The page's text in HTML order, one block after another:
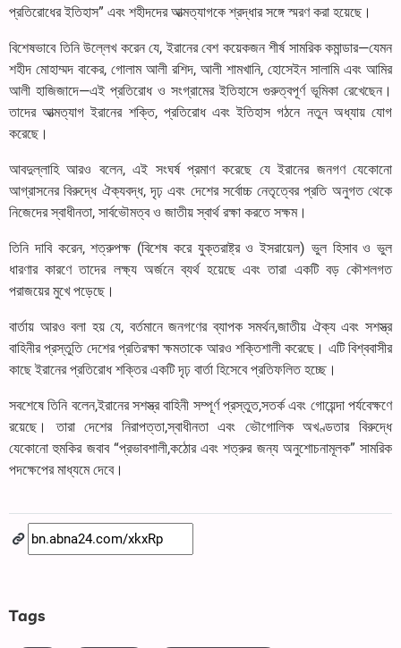
প্রতিরোধের ইতিহাস” এবং শহীদদের আত্মত্যাগকে শ্রদ্ধার সঙ্গে স্মরণ করা হয়েছে।
বিশেষভাবে তিনি উল্লেখ করেন যে, ইরানের বেশ কয়েকজন শীর্ষ সামরিক কমান্ডার—যেমন
শহীদ মোহাম্মদ বাকের, গোলাম আলী রশিদ, আলী শামখানি, হোসেইন সালামি এবং আমির
আলী হাজিজাদে—এই প্রতিরোধ ও সংগ্রামের ইতিহাসে গুরুত্বপূর্ণ ভূমিকা রেখেছেন।
তাদের আত্মত্যাগ ইরানের শক্তি, প্রতিরোধ এবং ইতিহাস গঠনে নতুন অধ্যায় যোগ
করেছে।
আবদুল্লাহি আরও বলেন, এই সংঘর্ষ প্রমাণ করেছে যে ইরানের জনগণ যেকোনো
আগ্রাসনের বিরুদ্ধে ঐক্যবদ্ধ, দৃঢ় এবং দেশের সর্বোচ্চ নেতৃত্বের প্রতি অনুগত থেকে
নিজেদের স্বাধীনতা, সার্বভৌমত্ব ও জাতীয় স্বার্থ রক্ষা করতে সক্ষম।
তিনি দাবি করেন, শত্রুপক্ষ (বিশেষ করে যুক্তরাষ্ট্র ও ইসরায়েল) ভুল হিসাব ও ভুল
ধারণার কারণে তাদের লক্ষ্য অর্জনে ব্যর্থ হয়েছে এবং তারা একটি বড় কৌশলগত
পরাজয়ের মুখে পড়েছে।
বার্তায় আরও বলা হয় যে, বর্তমানে জনগণের ব্যাপক সমর্থন,জাতীয় ঐক্য এবং সশস্ত্র
বাহিনীর প্রস্তুতি দেশের প্রতিরক্ষা ক্ষমতাকে আরও শক্তিশালী করেছে। এটি বিশ্ববাসীর
কাছে ইরানের প্রতিরোধ শক্তির একটি দৃঢ় বার্তা হিসেবে প্রতিফলিত হচ্ছে।
সবশেষে তিনি বলেন,ইরানের সশস্ত্র বাহিনী সম্পূর্ণ প্রস্তুত,সতর্ক এবং গোয়েন্দা পর্যবেক্ষণে
রয়েছে। তারা দেশের নিরাপত্তা,স্বাধীনতা এবং ভৌগোলিক অখণ্ডতার বিরুদ্ধে
যেকোনো হুমকির জবাব “প্রভাবশালী,কঠোর এবং শত্রুর জন্য অনুশোচনামূলক” সামরিক
পদক্ষেপের মাধ্যমে দেবে।
Tags